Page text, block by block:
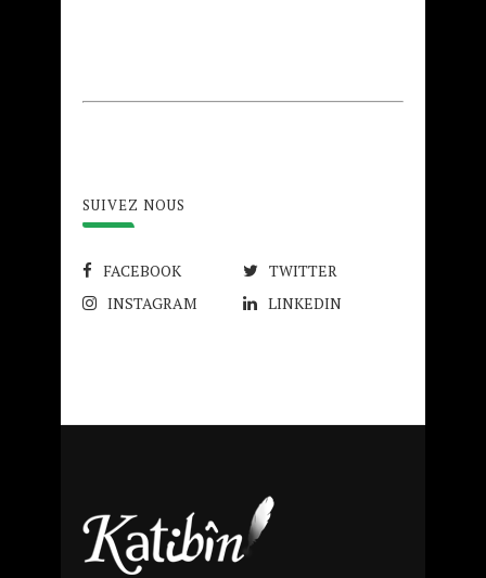
SUIVEZ NOUS
FACEBOOK
TWITTER
INSTAGRAM
LINKEDIN